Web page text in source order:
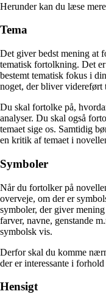
Herunder kan du læse
Tema
Det giver bedst mening at
tematisk fortolkning. Det
bestemt tematisk fokus i
noget, der bliver
Du skal fortolke på,
analyser. Du skal også
temaet sige os. Samtidig
en kritik af temaet i
Symboler
Når du fortolker på
overveje, om der er
symboler, der giver
farver, navne, genstande
symbolsk vis.
Derfor skal du komme
der er interessante i
Hensigt